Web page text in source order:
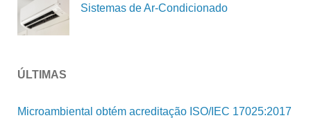
Sistemas de Ar-Condicionado
ÚLTIMAS
Microambiental obtém acreditação ISO/IEC 17025:2017